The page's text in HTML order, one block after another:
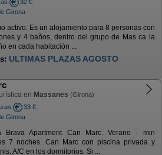
32 €
Girona
activo. Es un alojamiento para 8 personas con
y 4 baños, dentro del grupo de Mas ca la
en cada habitación ...
OCTUBRE.
en Massanes (Girona)
33 €
Girona
Brava Apartment Can Marc. Verano - min
7 noches. Can Marc con piscina privada y
A/C en los dormitorios. Si ...